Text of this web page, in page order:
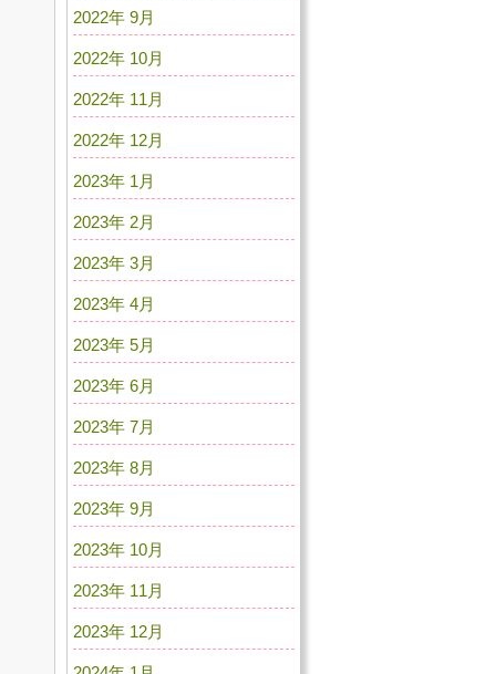
2022年 9月
2022年 10月
2022年 11月
2022年 12月
2023年 1月
2023年 2月
2023年 3月
2023年 4月
2023年 5月
2023年 6月
2023年 7月
2023年 8月
2023年 9月
2023年 10月
2023年 11月
2023年 12月